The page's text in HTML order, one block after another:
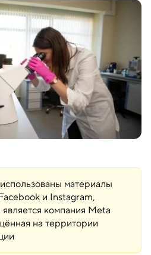
материалы
и Instagram,
компания Meta
на территории